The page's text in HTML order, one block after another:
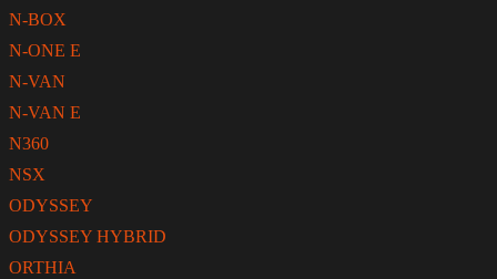
N-BOX
N-ONE E
N-VAN
N-VAN E
N360
NSX
ODYSSEY
ODYSSEY HYBRID
ORTHIA